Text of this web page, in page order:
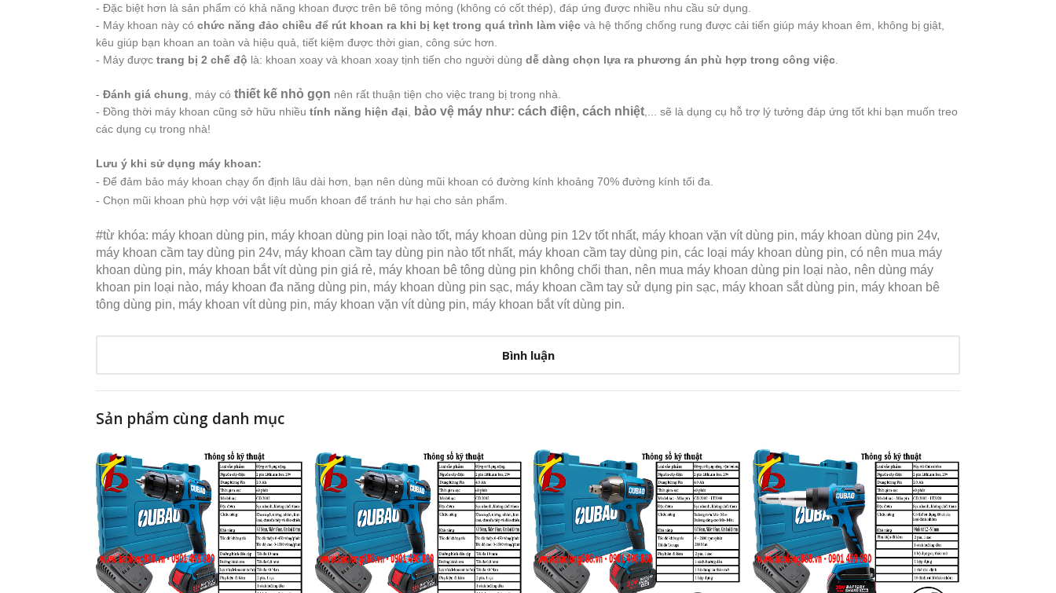
- Đặc biệt hơn là sản phẩm có khả năng khoan được trên bê tông mỏng (không có cốt thép), đáp ứng được nhiều nhu cầu sử dụng.
- Máy khoan này có chức năng đảo chiều để rút khoan ra khi bị kẹt trong quá trình làm việc và hệ thống chống rung được cải tiến giúp máy khoan êm, không bị giật,
kêu giúp bạn khoan an toàn và hiệu quả, tiết kiệm được thời gian, công sức hơn.
- Máy được trang bị 2 chế độ là: khoan xoay và khoan xoay tịnh tiến cho người dùng dễ dàng chọn lựa ra phương án phù hợp trong công việc
- Đánh giá chung , máy có thiết kế nhỏ gọn nên rất thuận tiện cho việc trang bị trong nhà.
- Đồng thời máy khoan cũng sở hữu nhiều tính năng hiện đại bảo vệ máy như: cách điện, cách nhiệt ,... sẽ là dụng cụ hỗ trợ lý tưởng đáp ứng tốt khi bạn muốn treo
các dụng cụ trong nhà!
Lưu ý khi sử dụng máy khoan:
- Để đảm bảo máy khoan chạy ổn định lâu dài hơn, bạn nên dùng mũi khoan có đường kính khoảng 70% đường kính tối đa.
- Chọn mũi khoan phù hợp với vật liệu muốn khoan để tránh hư hại cho sản phẩm.
#từ khóa: máy khoan dùng pin, máy khoan dùng pin loại nào tốt, máy khoan dùng pin 12v tốt nhất, máy khoan vặn vít dùng pin, máy khoan dùng pin 24v,
máy khoan cầm tay dùng pin 24v, máy khoan cầm tay dùng pin nào tốt nhất, máy khoan cầm tay dùng pin, các loại máy khoan dùng pin, có nên mua máy
khoan dùng pin, máy khoan bắt vít dùng pin giá rẻ, máy khoan bê tông dùng pin không chổi than, nên mua máy khoan dùng pin loại nào, nên dùng máy
khoan pin loại nào, máy khoan đa năng dùng pin, máy khoan dùng pin sạc, máy khoan cầm tay sử dụng pin sạc, máy khoan sắt dùng pin, máy khoan bê
tông dùng pin, máy khoan vít dùng pin, máy khoan vặn vít dùng pin, máy khoan bắt vít dùng pin.
Bình luận
Sản phẩm cùng danh mục